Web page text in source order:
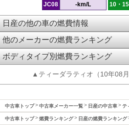
JC08 -km/L 10・15
日産の他の車の燃費情報
他のメーカーの燃費ランキング
ボディタイプ別燃費ランキング
▲ティーダラティオ（10年08
中古車トップ 中古車メーカー一覧 日産の中古車 テ
中古車トップ 燃費ランキング 日産の燃費ランキング